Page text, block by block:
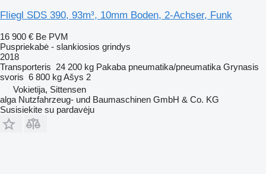
Fliegl SDS 390, 93m³, 10mm Boden, 2-Achser, Funk
16 900 € Be PVM
Puspriekabė - slankiosios grindys
2018
Transporteris 24 200 kg Pakaba pneumatika/pneumatika Grynasis
svoris 6 800 kgAšys 2
Vokietija, Sittensen
alga Nutzfahrzeug- und Baumaschinen GmbH & Co. KG
Susisiekite su pardavėju